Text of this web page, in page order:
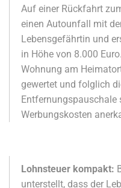
Auf einer Rückfahrt
einen Autounfall mit
Lebensgefährtin und
in Höhe von 8.000
Wohnung am
gewertet und folglich
Entfernungspauschale
Werbungskosten
Lohnsteuer kompakt:
unterstellt, dass der